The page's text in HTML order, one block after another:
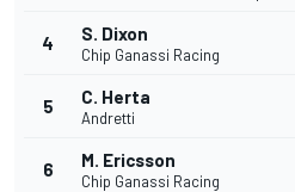
4 S. Dixon
Chip Ganassi Racing
5 C. Herta
Andretti
6 M. Ericsson
Chip Ganassi Racing